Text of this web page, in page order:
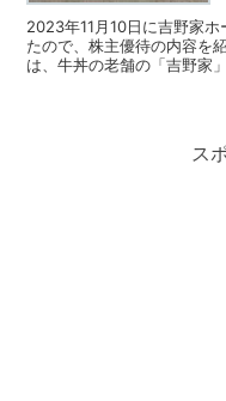
2023年11月10日に吉野家
たので、株主優待の内容を
は、牛丼の老舗の「吉野家
ス